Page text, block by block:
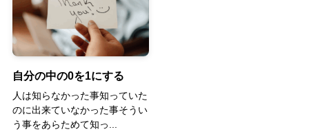
自分の中の0を1にする
人は知らなかった事知っていた
のに出来ていなかった事そうい
う事をあらためて知っ...